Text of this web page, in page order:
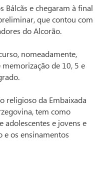
Bálcãs e chegaram à final
que contou com
do Alcorão.
nomeadamente,
de 10, 5 e
religioso da Embaixada
tem como
e jovens e
e os ensinamentos